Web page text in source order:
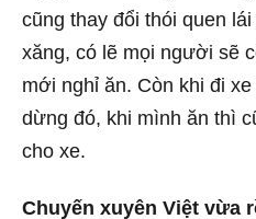
cũng thay đổi thói quen
xăng, có lẽ mọi người sẽ
mới nghỉ ăn. Còn khi đi
dừng đó, khi mình ăn thì
cho xe.
Chuyến xuyên Việt vừa